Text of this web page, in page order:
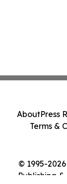
© 1995-
Publishing
AboutPress
Terms &